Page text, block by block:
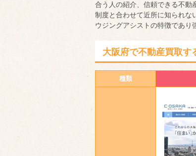
合う人の紹介、信頼できる不動
制度と合わせて近所に知られな
ウジングアシストの特徴であり
大阪府で不動産買取す
種類